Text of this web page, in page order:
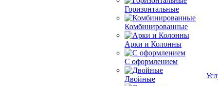
Горизонтальные
Комбинированные
Арки и Колонны
С оформлением
Двойные